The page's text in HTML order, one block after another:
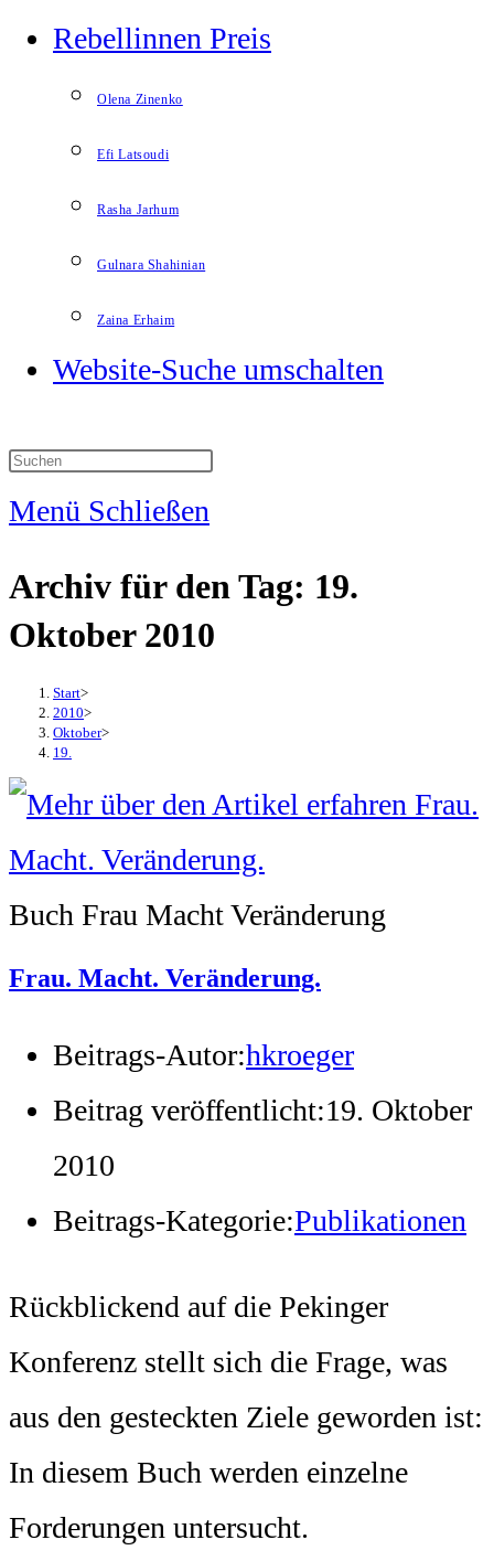
Rebellinnen Preis
Olena Zinenko
Efi Latsoudi
Rasha Jarhum
Gulnara Shahinian
Zaina Erhaim
Website-Suche umschalten
Menü Schließen
Archiv für den Tag: 19.
Oktober 2010
Start>
2010>
Oktober>
19.
Buch Frau Macht Veränderung
Frau. Macht. Veränderung.
Beitrags-Autor:hkroeger
Beitrag veröffentlicht:19. Oktober
2010
Beitrags-Kategorie:Publikationen
Rückblickend auf die Pekinger
Konferenz stellt sich die Frage, was
aus den gesteckten Ziele geworden ist:
In diesem Buch werden einzelne
Forderungen untersucht.